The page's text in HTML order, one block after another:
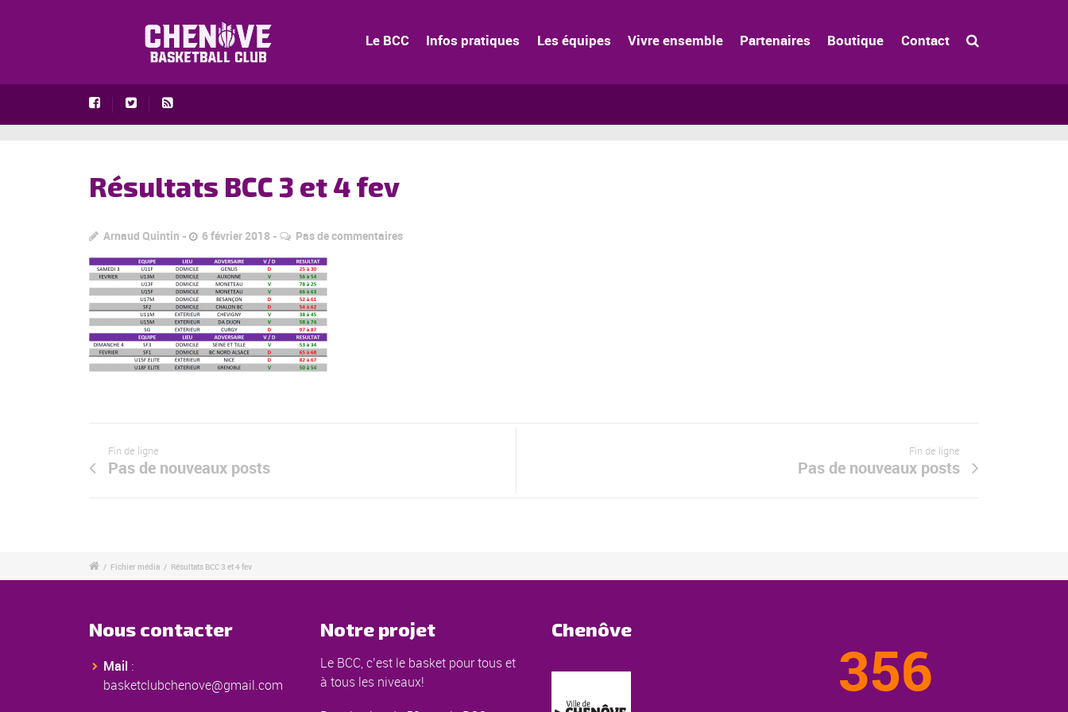
Le BCC Infos pratiques Les équipes Vivre ensemble Partenaires Boutique Contact
Résultats BCC 3 et 4 fev
Arnaud Quintin 6 février 2018 Pas de commentaires
Fin de ligne
Pas de nouveaux posts
Fin de ligne
Pas de nouveaux posts
/ Fichier média / Résultats BCC 3 et 4 fev
Nous contacter
Mail :
basketclubchenove@gmail.com
Notre projet
Le BCC, c’est le basket pour tous et
à tous les niveaux!
Chenôve
356